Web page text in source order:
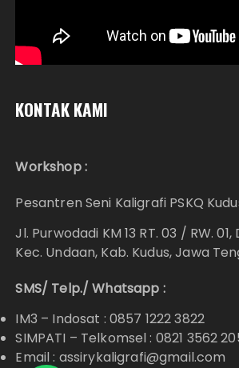
KONTAK KAMI
Workshop :
Pesantren Seni Kaligrafi PSKQ
Jl. Purwodadi KM 13 RT. 03 / RW.
Kec. Undaan, Kab. Kudus, Jawa
SMS/ Telp./ Whatsapp :
IM3 – Indosat : 0857 1222 3822
SIMPATI – Telkomsel : 0821 3562
Email : assirykaligrafi@gmail.com